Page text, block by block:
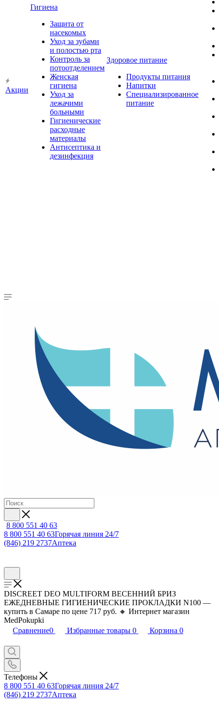
Акции
Гигиена
Защита от
насекомых
Уход за зубами
и полостью рта
Контроль за
потоотделением
Женская
гигиена
Уход за
лежачими
больными
Гигиенические
расходные
материалы
Антисептика и
дезинфекция
Здоровое питание
Продукты питания
Напитки
Специализированное
питание
8 800 551 40 63
8 800 551 40 63Горячая линия 24/7
(846) 219 2737Аптека
DISCREET DEO MULTIFORM ВЕСЕННИЙ БРИЗ
ЕЖЕДНЕВНЫЕ ГИГИЕНИЧЕСКИЕ ПРОКЛАДКИ N100 —
купить в Самаре по цене 717 руб. 🔸 Интернет магазин
MedPokupki
Сравнение0 Избранные товары 0 Корзина 0
Телефоны
8 800 551 40 63Горячая линия 24/7
(846) 219 2737Аптека